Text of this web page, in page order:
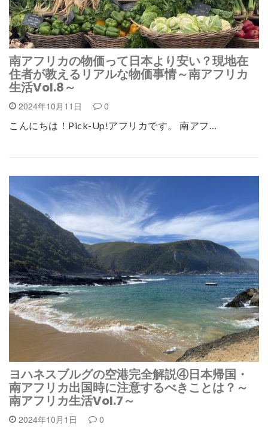
南アフリカの物価って日本より安い？現地在
住者が教えるリアルな物価事情～南アフリカ
生活Vol.8～
2024年10月11日 0
こんにちは！Pick-Up!アフリカです。 南アフ…
ヨハネスブルグの空港完全解説④日本帰国・
南アフリカ出国時に注意するべきことは？～
南アフリカ生活Vol.7～
2024年10月1日 0